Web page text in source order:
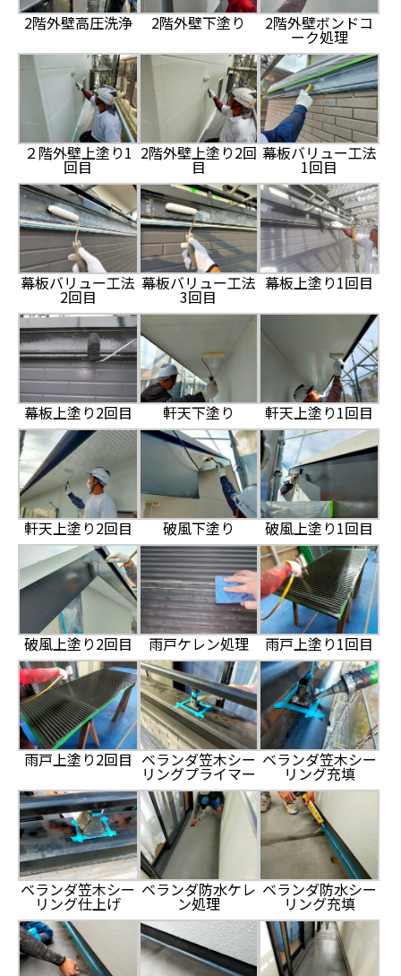
2階外壁高圧洗浄 2階外壁下塗り 2階外壁ボンドコ
ーク処理
２階外壁上塗り1
回目
2階外壁上塗り2回
目
幕板バリュー工法
1回目
幕板バリュー工法
2回目
幕板バリュー工法
3回目
幕板上塗り1回目
幕板上塗り2回目 軒天下塗り 軒天上塗り1回目
軒天上塗り2回目 破風下塗り 破風上塗り1回目
破風上塗り2回目 雨戸ケレン処理 雨戸上塗り1回目
雨戸上塗り2回目 ベランダ笠木シー
リングプライマー
ベランダ笠木シー
リング充填
ベランダ笠木シー
リング仕上げ
ベランダ防水ケレ
ン処理
ベランダ防水シー
リング充填